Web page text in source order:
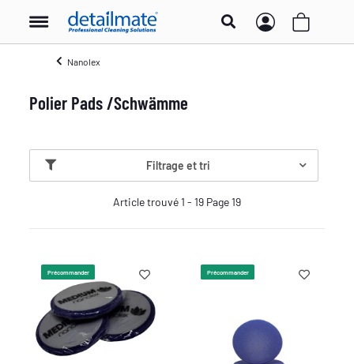
Nanolex
Polier Pads /Schwämme
Filtrage et tri
Article trouvé 1 - 19 Page 19
Précommander Précommander